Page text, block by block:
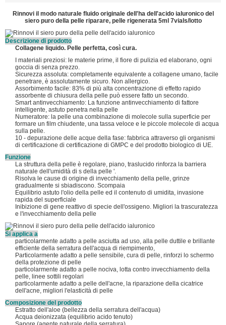
Rinnovi il modo naturale fluido originale dell'ha dell'acido ialuronico del
siero puro della pelle riparare, pelle rigenerata 5ml 7vials/lotto
Descrizione di prodotto
Collagene liquido. Pelle perfetta, così cura.
I materiali preziosi: le materie prime, il fiore di pulizia ed elaborano, ogni
goccia di senza prezzo.
Sicurezza assoluta: completamente equivalente a collagene umano, facile
penetrare, è assolutamente sicuro. Non allergico.
Assorbimento facile: 83% di più alta concentrazione di effetto rapido
assorbente di chiusura della pelle può essere fatto un secondo.
Smart antinvecchiamento: La funzione antinvecchiamento di fattore
intelligente, astuto penetra nella pelle
Numeratore: la pelle una combinazione di molecole sulla superficie per
formare un film chiudente, una tassa veloce e le piccole molecole di acqua
sulla pelle.
10 - depurazione delle acque della fase: fabbrica attraverso gli organismi
di certificazione di certificazione di GMPC e del prodotto biologico di UE.
Funzione
La struttura della pelle è regolare, piano, traslucido rinforza la barriera
naturale dell'umidità di s della pelle '.
Risolva le cause di origine di invecchiamento della pelle, grinze
gradualmente si sbiadiscono. Scompaia
Equilibrio astuto l'olio della pelle ed il contenuto di umidita, invasione
rapida del superficiale
Inibizione di gene reattivo di specie dell'ossigeno. Migliori la trascuratezza
e l'invecchiamento della pelle
Si applica a
particolarmente adatto a pelle asciutta ad uso, alla pelle duttile e brillante
efficiente della serratura dell'acqua di riempimento,
Particolarmente adatto a pelle sensibile, cura di pelle, rinforzi lo schermo
della protezione di pelle
particolarmente adatto a pelle nociva, lotta contro invecchiamento della
pelle, linee sottili regolari
particolarmente adatto a pelle dell'acne, la riparazione della cicatrice
dell'acne, migliori l'elasticità di pelle
Composizione del prodotto
Estratto dell'aloe (bellezza della serratura dell'acqua)
Acqua deionizzata (equilibrio acido tenuto)